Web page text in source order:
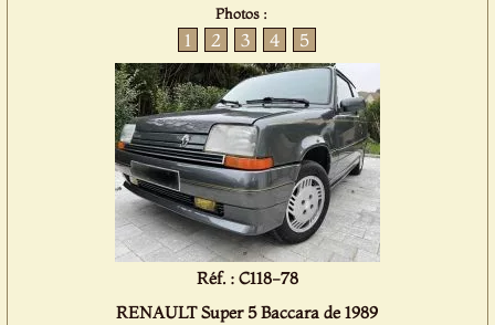
Photos :
1 2 3 4 5
Réf. : C118-78
RENAULT Super 5 Baccara de 1989